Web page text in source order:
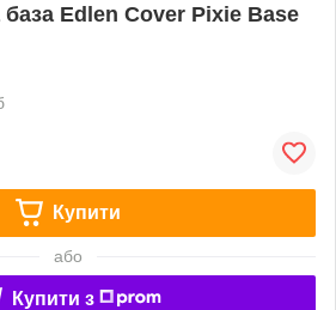
Edlen Cover Pixie Base
Купити
або
Купити з